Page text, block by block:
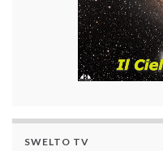
SWELTO TV